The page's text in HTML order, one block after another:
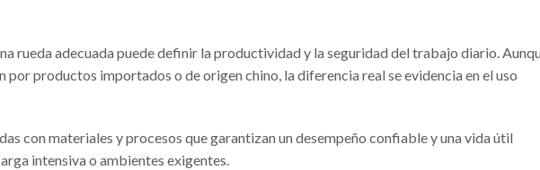
rueda adecuada puede definir la productividad y la seguridad del trabajo diario.
productos importados o de origen chino, la diferencia real se evidencia en el uso
con materiales y procesos que garantizan un desempeño confiable y una vida útil
intensiva o ambientes exigentes.